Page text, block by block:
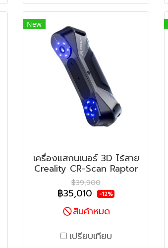
New
เครื่องแสกนเนอร์ 3D ไร้สาย
Creality CR-Scan Raptor
฿39,900
฿35,010 -12%
สินค้าหมด
เปรียบเทียบ